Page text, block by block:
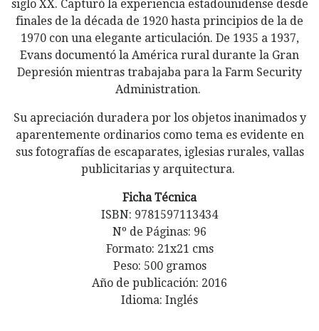
siglo XX. Capturó la experiencia estadounidense desde
finales de la década de 1920 hasta principios de la de
1970 con una elegante articulación. De 1935 a 1937,
Evans documentó la América rural durante la Gran
Depresión mientras trabajaba para la Farm Security
Administration.
Su apreciación duradera por los objetos inanimados y
aparentemente ordinarios como tema es evidente en
sus fotografías de escaparates, iglesias rurales, vallas
publicitarias y arquitectura.
Ficha Técnica
ISBN: 9781597113434
Nº de Páginas: 96
Formato: 21x21 cms
Peso: 500 gramos
Año de publicación: 2016
Idioma: Inglés